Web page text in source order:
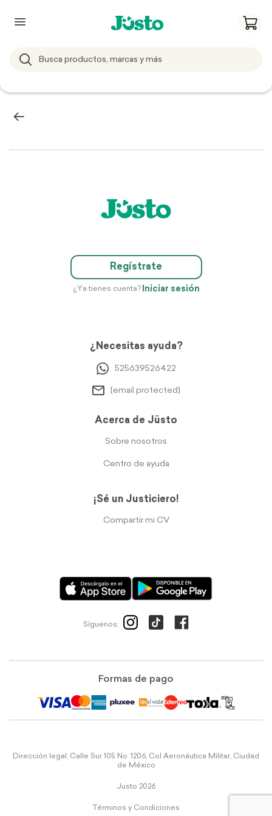
Regístrate
¿Ya tienes cuenta? Iniciar sesión
¿Necesitas ayuda?
525639526422
[email protected]
Acerca de Jüsto
Sobre nosotros
Centro de ayuda
¡Sé un Justiciero!
Compartir mi CV
Síguenos:
Formas de pago
Dirección legal: Calle Sur 105 No. 1206, Col Aeronáutica Militar, Ciudad
de México
Justo 2026
Términos y Condiciones